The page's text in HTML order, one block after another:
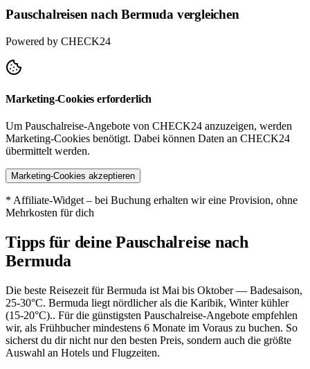
Pauschalreisen nach Bermuda vergleichen
Powered by CHECK24
Marketing-Cookies erforderlich
Um Pauschalreise-Angebote von CHECK24 anzuzeigen, werden
Marketing-Cookies benötigt. Dabei können Daten an CHECK24
übermittelt werden.
Marketing-Cookies akzeptieren
* Affiliate-Widget – bei Buchung erhalten wir eine Provision, ohne
Mehrkosten für dich
Tipps für deine Pauschalreise nach
Bermuda
Die beste Reisezeit für Bermuda ist Mai bis Oktober — Badesaison,
25-30°C. Bermuda liegt nördlicher als die Karibik, Winter kühler
(15-20°C).. Für die günstigsten Pauschalreise-Angebote empfehlen
wir, als Frühbucher mindestens 6 Monate im Voraus zu buchen. So
sicherst du dir nicht nur den besten Preis, sondern auch die größte
Auswahl an Hotels und Flugzeiten.